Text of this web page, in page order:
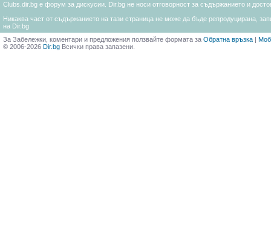
Clubs.dir.bg е форум за дискусии. Dir.bg не носи отговорност за съдържанието и
Никаква част от съдържанието на тази страница не може да бъде репродуцирана,
на Dir.bg
За Забележки, коментари и предложения ползвайте формата за Обратна връзка |
© 2006-2026 Dir.bg Всички права запазени.